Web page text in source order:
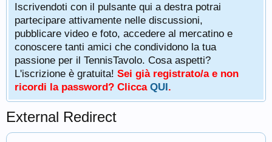
Iscrivendoti con il pulsante qui a destra potrai
partecipare attivamente nelle discussioni,
pubblicare video e foto, accedere al mercatino e
conoscere tanti amici che condividono la tua
passione per il TennisTavolo. Cosa aspetti?
L'iscrizione è gratuita! Sei già registrato/a e non
ricordi la password? Clicca QUI.
External Redirect